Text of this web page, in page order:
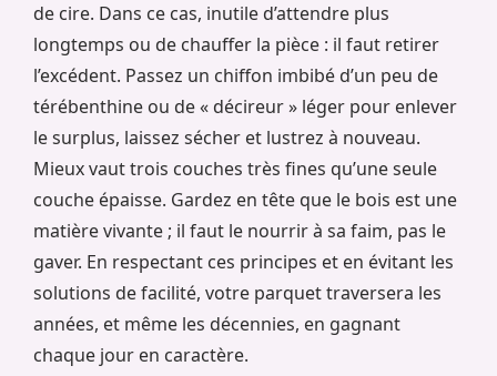
de cire. Dans ce cas, inutile d’attendre plus
longtemps ou de chauffer la pièce : il faut retirer
l’excédent. Passez un chiffon imbibé d’un peu de
térébenthine ou de « décireur » léger pour enlever
le surplus, laissez sécher et lustrez à nouveau.
Mieux vaut trois couches très fines qu’une seule
couche épaisse. Gardez en tête que le bois est une
matière vivante ; il faut le nourrir à sa faim, pas le
gaver. En respectant ces principes et en évitant les
solutions de facilité, votre parquet traversera les
années, et même les décennies, en gagnant
chaque jour en caractère.